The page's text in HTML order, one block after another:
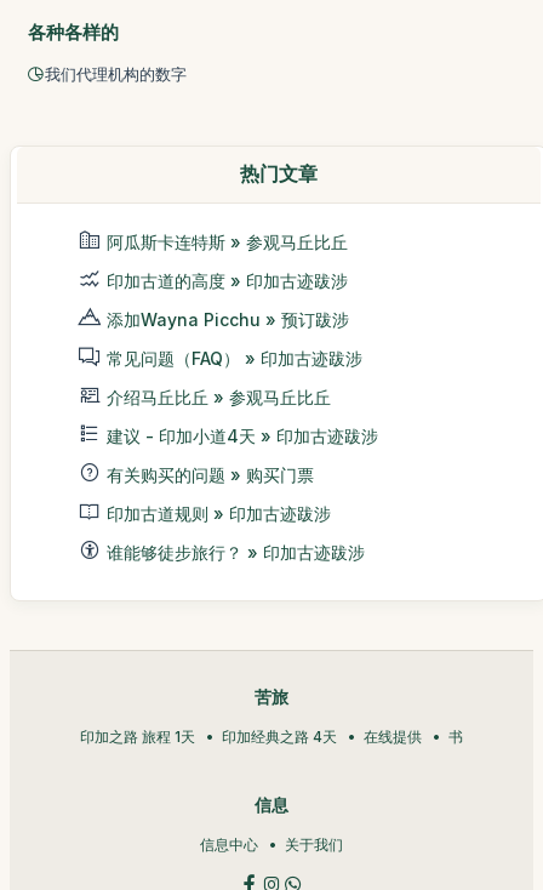
各种各样的
我们代理机构的数字
热门文章
阿瓜斯卡连特斯 » 参观马丘比丘
印加古道的高度 » 印加古迹跋涉
添加Wayna Picchu » 预订跋涉
常见问题（FAQ） » 印加古迹跋涉
介绍马丘比丘 » 参观马丘比丘
建议 - 印加小道4天 » 印加古迹跋涉
有关购买的问题 » 购买门票
印加古道规则 » 印加古迹跋涉
谁能够徒步旅行？ » 印加古迹跋涉
苦旅
印加之路 旅程 1天 印加经典之路 4天 在线提供 书
信息
信息中心 关于我们